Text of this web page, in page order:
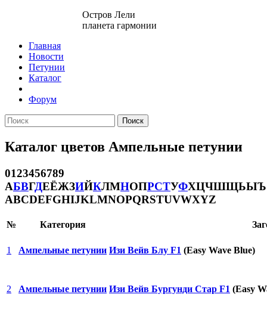
Остров Лели
планета гармонии
Главная
Новости
Петунии
Каталог
Форум
Поиск
Каталог цветов Ампельные петунии
0123456789
АБВГДЕЁЖЗИЙКЛМНОПРСТУФХЦЧШЩЬЫЪ
ABCDEFGHIJKLMNOPQRSTUVWXYZ
№ Категория
1 Ампельные петунии Изи Вейв Блу F1 (Easy Wave Blue)
2 Ампельные петунии Изи Вейв Бургунди Стар F1 (Easy